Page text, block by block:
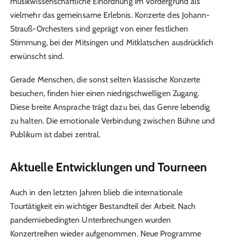
vielmehr das gemeinsame Erlebnis. Konzerte des Johann-
Strauß-Orchesters sind geprägt von einer festlichen
Stimmung, bei der Mitsingen und Mitklatschen ausdrücklich
erwünscht sind.
Gerade Menschen, die sonst selten klassische Konzerte
besuchen, finden hier einen niedrigschwelligen Zugang.
Diese breite Ansprache trägt dazu bei, das Genre lebendig
zu halten. Die emotionale Verbindung zwischen Bühne und
Publikum ist dabei zentral.
Aktuelle Entwicklungen und Tourneen
Auch in den letzten Jahren blieb die internationale
Tourtätigkeit ein wichtiger Bestandteil der Arbeit. Nach
pandemiebedingten Unterbrechungen wurden
Konzertreihen wieder aufgenommen. Neue Programme